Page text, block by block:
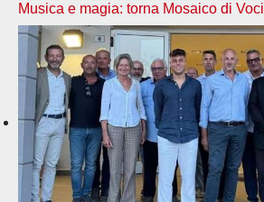
Musica e magia: torna Mosaico di Voci